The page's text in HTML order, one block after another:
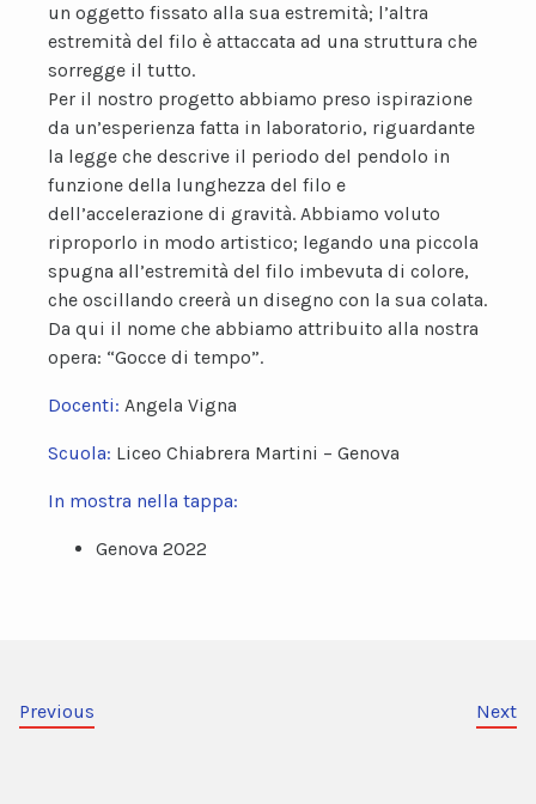
un oggetto fissato alla sua estremità; l’altra
estremità del filo è attaccata ad una struttura che
sorregge il tutto.
Per il nostro progetto abbiamo preso ispirazione
da un’esperienza fatta in laboratorio, riguardante
la legge che descrive il periodo del pendolo in
funzione della lunghezza del filo e
dell’accelerazione di gravità. Abbiamo voluto
riproporlo in modo artistico; legando una piccola
spugna all’estremità del filo imbevuta di colore,
che oscillando creerà un disegno con la sua colata.
Da qui il nome che abbiamo attribuito alla nostra
opera: “Gocce di tempo”.
Docenti: Angela Vigna
Scuola: Liceo Chiabrera Martini – Genova
In mostra nella tappa:
Genova 2022
Previous Next